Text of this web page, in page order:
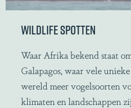
n
e
,
h
e
t
g
WILDLIFE SPOTTEN
W
i
l
d
Waar Afrika bekend staat
Galapagos, waar vele
wereld meer vogelsoorten
klimaten en landschappen